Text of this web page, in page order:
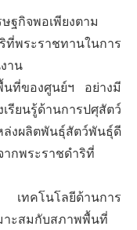
ฐกิจพอเพียงตาม
พระราชทานในการ
าน
นที่ของศูนย์ฯ อย่างมี
ยนรู้ด้านการปศุสัตว์
งผลิตพันธุ์สัตว์พันธุ์ดี
กพระราชดำริที่
เทคโนโลยีด้านการ
าะสมกับสภาพพื้นที่